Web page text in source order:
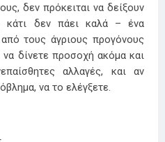
δεν πρόκειται να δείξουν
δεν πάει καλά – ένα
τους άγριους προγόνους
δίνετε προσοχή ακόμα και
αλλαγές, και αν
να το ελέγξετε.